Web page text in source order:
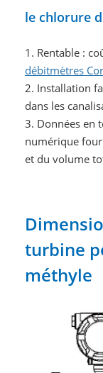
le chlorure
1. Rentable :
débitmètres
2. Installation
dans les
3. Données en
numérique
et du volume
turbine
méthyle